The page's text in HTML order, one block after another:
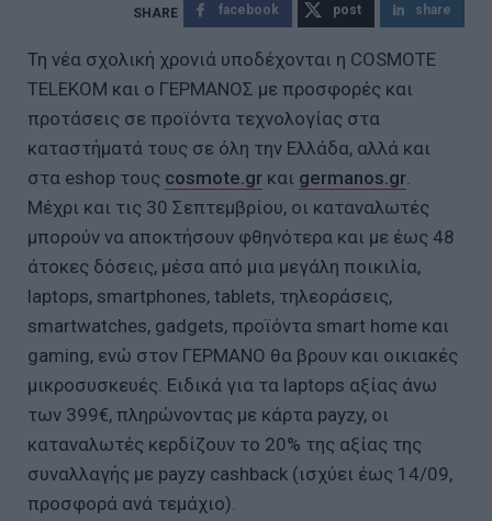
facebook post share
Τη νέα σχολική χρονιά υποδέχονται η COSMOTE
TELEKOM και ο ΓΕΡΜΑΝΟΣ με προσφορές και
προτάσεις σε προϊόντα τεχνολογίας στα
καταστήματά τους σε όλη την Ελλάδα, αλλά και
στα eshop τους cosmote.gr και germanos.gr
Μέχρι και τις 30 Σεπτεμβρίου, οι καταναλωτές
μπορούν να αποκτήσουν φθηνότερα και με έως 48
άτοκες δόσεις, μέσα από μια μεγάλη ποικιλία,
laptops, smartphones, tablets, τηλεοράσεις,
smartwatches, gadgets, προϊόντα smart home και
gaming, ενώ στον ΓΕΡΜΑΝΟ θα βρουν και οικιακές
μικροσυσκευές. Ειδικά για τα laptops αξίας άνω
των 399€, πληρώνοντας με κάρτα payzy, οι
καταναλωτές κερδίζουν το 20% της αξίας της
συναλλαγής με payzy cashback (ισχύει έως 14/09,
προσφορά ανά τεμάχιο).